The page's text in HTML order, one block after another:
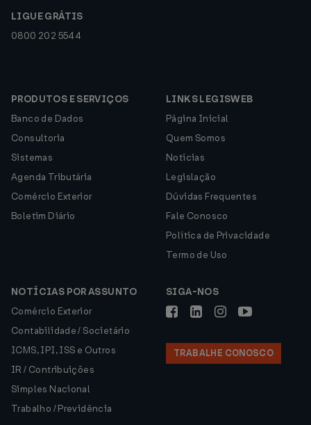
LIGUE GRÁTIS
0800 202 5544
PRODUTOS E SERVIÇOS
Banco de Dados
Consultoria
Sistemas
Agenda Tributária
Comércio Exterior
Boletim Diário
LINKS LEGISWEB
Página Inicial
Quem Somos
Notícias
Legislação
Dúvidas Frequentes
Fale Conosco
Política de Privacidade
Termo de Uso
NOTÍCIAS POR ASSUNTO
Comércio Exterior
Contabilidade / Societário
ICMS, IPI, ISS e Outros
IR / Contribuições
Simples Nacional
Trabalho / Previdência
SIGA-NOS
TRABALHE CONOSCO